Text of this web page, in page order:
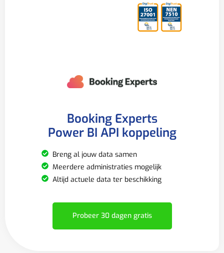
Booking Experts
Power BI API koppeling
Breng al jouw data samen
Meerdere administraties mogelijk
Altijd actuele data ter beschikking
Probeer 30 dagen gratis